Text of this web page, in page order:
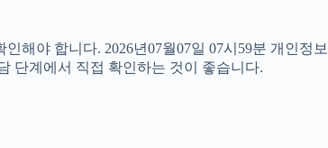
해야 합니다. 2026년07월07일 07시59분 개인정보
단계에서 직접 확인하는 것이 좋습니다.